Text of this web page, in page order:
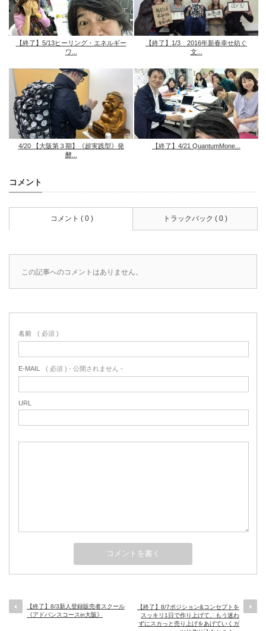
【終了】5/13ヒーリング・エネルギー
ワ...
【終了】1/3 2016年新春幸せ紡ぐ
文...
4/20 【大阪第３期】《超実践型》発
酵...
【終了】4/21 QuantumMone...
コメント
コメント ( 0 ) トラックバック ( 0 )
この記事へのコメントはありません。
名前 ( 必須 )
E-MAIL ( 必須 ) - 公開されません -
URL
【終了】8/3新人登録販売者スクール
《アドバンスコースin大阪》
【終了】8/7ポジション&コンセプトを
スッキリ1日で作り上げて、もう迷わ
ずにスカっと売り上げをあげていくガ